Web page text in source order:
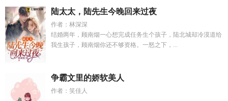
陆太太，陆先生今晚回来过夜
作者：林深深
结婚两年，顾南烟一心想完成任务生个孩子，陆北城却冷漠道给
我生孩子，顾南烟你还不够资格。一怒之下，...
争霸文里的娇软美人
作者：笑佳人